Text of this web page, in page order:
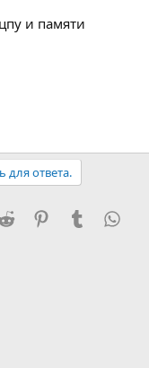
и памяти
для ответа.
Reddit PinterestTumblr